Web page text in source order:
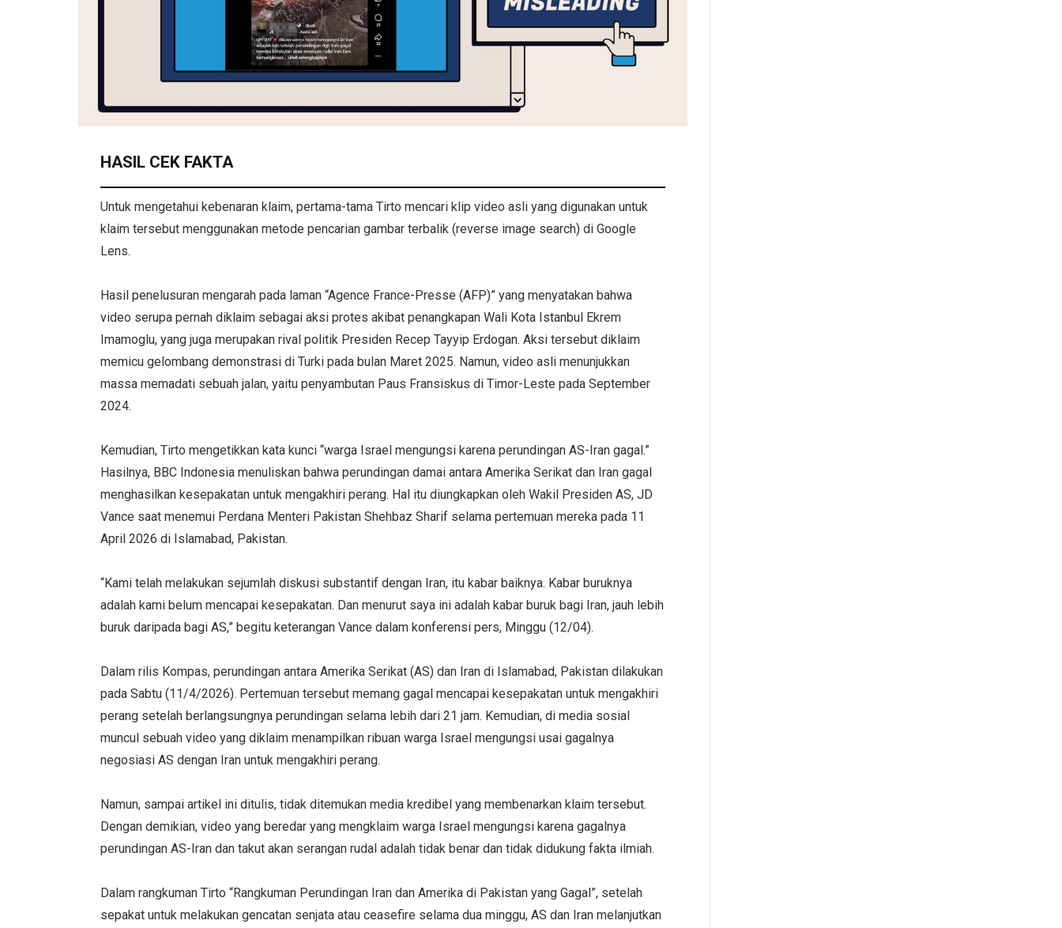
HASIL CEK FAKTA
Untuk mengetahui kebenaran klaim, pertama-tama Tirto mencari klip video asli yang digunakan untuk
klaim tersebut menggunakan metode pencarian gambar terbalik (reverse image search) di Google
Lens.
Hasil penelusuran mengarah pada laman “Agence France-Presse (AFP)” yang menyatakan bahwa
video serupa pernah diklaim sebagai aksi protes akibat penangkapan Wali Kota Istanbul Ekrem
Imamoglu, yang juga merupakan rival politik Presiden Recep Tayyip Erdogan. Aksi tersebut diklaim
memicu gelombang demonstrasi di Turki pada bulan Maret 2025. Namun, video asli menunjukkan
massa memadati sebuah jalan, yaitu penyambutan Paus Fransiskus di Timor-Leste pada September
2024.
Kemudian, Tirto mengetikkan kata kunci “warga Israel mengungsi karena perundingan AS-Iran gagal.”
Hasilnya, BBC Indonesia menuliskan bahwa perundingan damai antara Amerika Serikat dan Iran gagal
menghasilkan kesepakatan untuk mengakhiri perang. Hal itu diungkapkan oleh Wakil Presiden AS, JD
Vance saat menemui Perdana Menteri Pakistan Shehbaz Sharif selama pertemuan mereka pada 11
April 2026 di Islamabad, Pakistan.
“Kami telah melakukan sejumlah diskusi substantif dengan Iran, itu kabar baiknya. Kabar buruknya
adalah kami belum mencapai kesepakatan. Dan menurut saya ini adalah kabar buruk bagi Iran, jauh lebih
buruk daripada bagi AS,” begitu keterangan Vance dalam konferensi pers, Minggu (12/04).
Dalam rilis Kompas, perundingan antara Amerika Serikat (AS) dan Iran di Islamabad, Pakistan dilakukan
pada Sabtu (11/4/2026). Pertemuan tersebut memang gagal mencapai kesepakatan untuk mengakhiri
perang setelah berlangsungnya perundingan selama lebih dari 21 jam. Kemudian, di media sosial
muncul sebuah video yang diklaim menampilkan ribuan warga Israel mengungsi usai gagalnya
negosiasi AS dengan Iran untuk mengakhiri perang.
Namun, sampai artikel ini ditulis, tidak ditemukan media kredibel yang membenarkan klaim tersebut.
Dengan demikian, video yang beredar yang mengklaim warga Israel mengungsi karena gagalnya
perundingan AS-Iran dan takut akan serangan rudal adalah tidak benar dan tidak didukung fakta ilmiah.
Dalam rangkuman Tirto “Rangkuman Perundingan Iran dan Amerika di Pakistan yang Gagal”, setelah
sepakat untuk melakukan gencatan senjata atau ceasefire selama dua minggu, AS dan Iran melanjutkan